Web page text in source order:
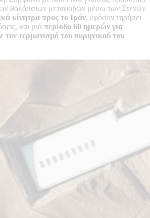
θαλάσσιων μεταφορών μέσω των Στενών
κίνητρα προς το Ιράν, εφόσον τηρήσει
και μια περίοδο 60 ημερών για
τον τερματισμό του πυρηνικού του